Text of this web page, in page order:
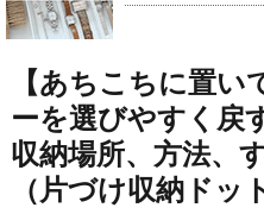
【あちこちに置い
ーを選びやすく戻
収納場所、方法、
（片づけ収納ドッ